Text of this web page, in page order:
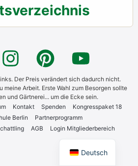
Der Preis verändert sich dadurch nicht.
Arbeit. Erste Wahl zum Besorgen sollte
und Gärtnerei... um die Ecke sein.
Kon­takt Spen­den
Kon­gress­pa­ket 18
Ber­lin
Part­ner­pro­gramm
AGB Log­in Mit­glie­der­be­reich
Deutsch